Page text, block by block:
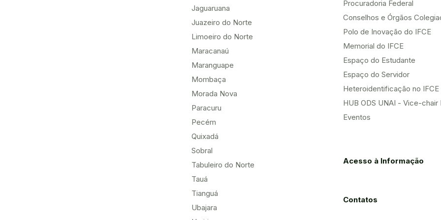
Jaguaruana
Juazeiro do Norte
Limoeiro do Norte
Maracanaú
Maranguape
Mombaça
Morada Nova
Paracuru
Pecém
Quixadá
Sobral
Tabuleiro do Norte
Tauá
Tianguá
Ubajara
Procuradoria Federal
Conselhos e Órgãos
Polo de Inovação do IFCE
Memorial do IFCE
Espaço do Estudante
Espaço do Servidor
Heteroidentificação no IFCE
HUB ODS UNAI - Vice-chair
Eventos
Acesso à Informação
Contatos